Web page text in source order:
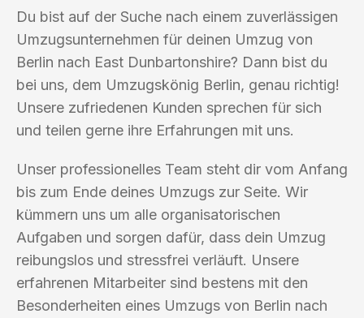
Du bist auf der Suche nach einem zuverlässigen
Umzugsunternehmen für deinen Umzug von
Berlin nach East Dunbartonshire? Dann bist du
bei uns, dem Umzugskönig Berlin, genau richtig!
Unsere zufriedenen Kunden sprechen für sich
und teilen gerne ihre Erfahrungen mit uns.
Unser professionelles Team steht dir vom Anfang
bis zum Ende deines Umzugs zur Seite. Wir
kümmern uns um alle organisatorischen
Aufgaben und sorgen dafür, dass dein Umzug
reibungslos und stressfrei verläuft. Unsere
erfahrenen Mitarbeiter sind bestens mit den
Besonderheiten eines Umzugs von Berlin nach